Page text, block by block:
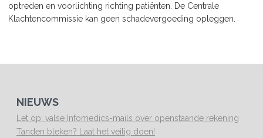
optreden en voorlichting richting patiënten. De Centrale
Klachtencommissie kan geen schadevergoeding opleggen.
NIEUWS
Let op: valse Infomedics-mails over openstaande rekening
Tanden bleken? Laat het veilig doen!